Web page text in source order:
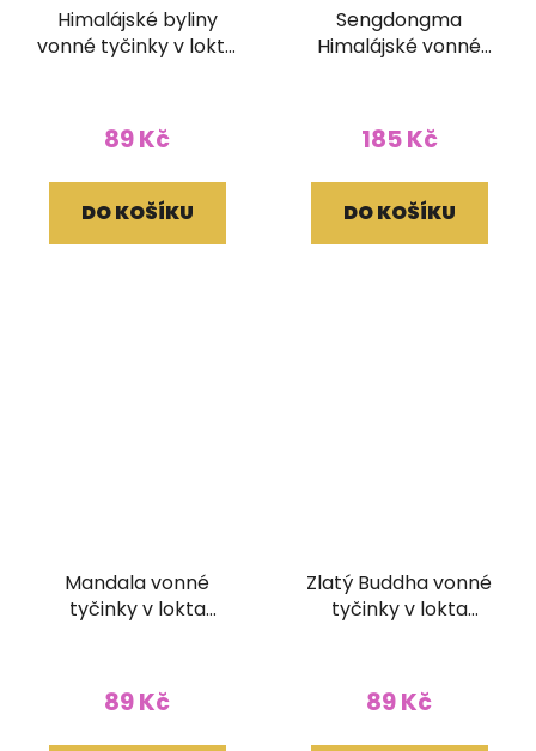
Himalájské byliny
vonné tyčinky v lokta
89 Kč
DO KOŠÍKU
Sengdongma
Himalájské vonné
185 Kč
DO KOŠÍKU
Mandala vonné
tyčinky v lokta
89 Kč
Zlatý Buddha vonné
tyčinky v lokta
89 Kč